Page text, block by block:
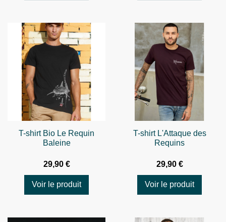
T-shirt Bio Le Requin
Baleine
29,90 €
Voir le produit
T-shirt L'Attaque des
Requins
29,90 €
Voir le produit